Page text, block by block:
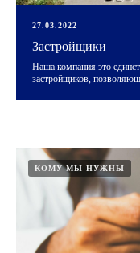
27.03.2022
Застройщики
Наша компания это
застройщиков,
КОМУ МЫ НУЖНЫ